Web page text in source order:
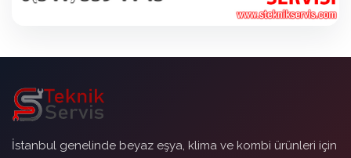
İstanbul genelinde beyaz eşya, klima ve kombi ürünleri için